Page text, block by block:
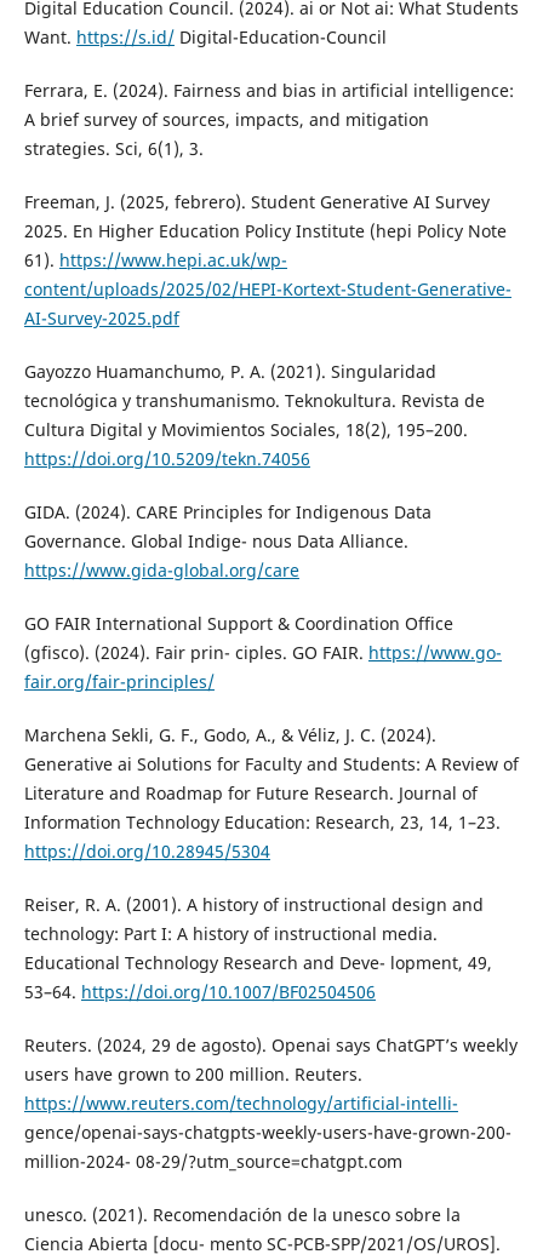
Digital Education Council. (2024). ai or Not ai: What Students
Want. https://s.id/Digital-Education-Council
Ferrara, E. (2024). Fairness and bias in artificial intelligence:
A brief survey of sources, impacts, and mitigation
strategies. Sci, 6(1), 3.
Freeman, J. (2025, febrero). Student Generative AI Survey
2025. En Higher Education Policy Institute (hepi Policy Note
61). https://www.hepi.ac.uk/wp-
content/uploads/2025/02/HEPI-Kortext-Student-Generative-
AI-Survey-2025.pdf
Gayozzo Huamanchumo, P. A. (2021). Singularidad
tecnológica y transhumanismo. Teknokultura. Revista de
Cultura Digital y Movimientos Sociales, 18(2), 195–200.
https://doi.org/10.5209/tekn.74056
GIDA. (2024). CARE Principles for Indigenous Data
Governance. Global Indige- nous Data Alliance.
https://www.gida-global.org/care
GO FAIR International Support & Coordination Office
(gfisco). (2024). Fair prin- ciples. GO FAIR. https://www.go-
fair.org/fair-principles/
Marchena Sekli, G. F., Godo, A., & Véliz, J. C. (2024).
Generative ai Solutions for Faculty and Students: A Review of
Literature and Roadmap for Future Research. Journal of
Information Technology Education: Research, 23, 14, 1–23.
https://doi.org/10.28945/5304
Reiser, R. A. (2001). A history of instructional design and
technology: Part I: A history of instructional media.
Educational Technology Research and Deve- lopment, 49,
53–64. https://doi.org/10.1007/BF02504506
Reuters. (2024, 29 de agosto). Openai says ChatGPT’s weekly
users have grown to 200 million. Reuters.
https://www.reuters.com/technology/artificial-intelli-
gence/openai-says-chatgpts-weekly-users-have-grown-200-
million-2024- 08-29/?utm_source=chatgpt.com
unesco. (2021). Recomendación de la unesco sobre la
Ciencia Abierta [docu- mento SC-PCB-SPP/2021/OS/UROS].